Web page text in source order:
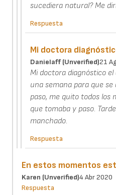
sucediera natural? Me
Respuesta
Mi doctora
Danielaff (unverified)21
Mi doctora diagnóstico
una semana para que
paso, me quito todos los
que tomaba y paso.
manchado.
Respuesta
En estos momentos
Karen (unverified)4 Abr 2020
Respuesta